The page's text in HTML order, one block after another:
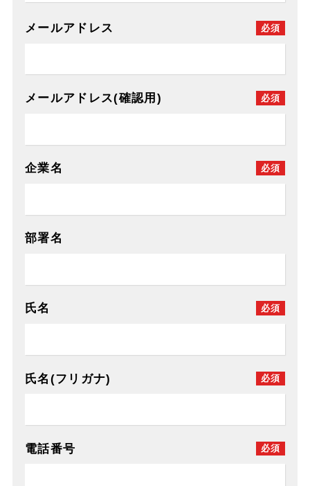
メールアドレス 必須
メールアドレス(確認用) 必須
企業名 必須
部署名
氏名 必須
氏名(フリガナ) 必須
電話番号 必須